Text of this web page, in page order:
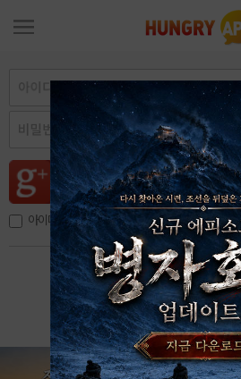
아이디, 이메일 저장
아이디 / 비밀번호 찾기